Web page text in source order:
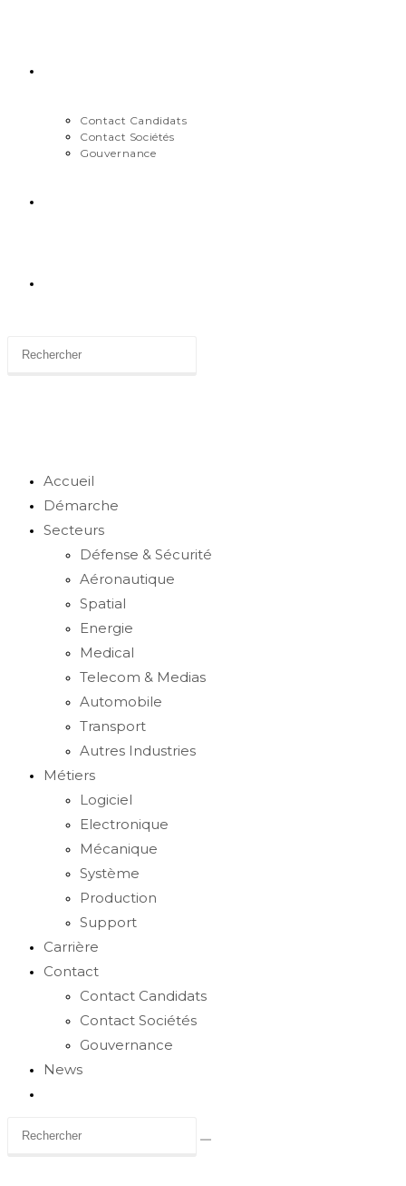
Contact Candidats
Contact Sociétés
Gouvernance
Accueil
Démarche
Secteurs
Défense & Sécurité
Aéronautique
Spatial
Energie
Medical
Telecom & Medias
Automobile
Transport
Autres Industries
Métiers
Logiciel
Electronique
Mécanique
Système
Production
Support
Carrière
Contact
Contact Candidats
Contact Sociétés
Gouvernance
News
search